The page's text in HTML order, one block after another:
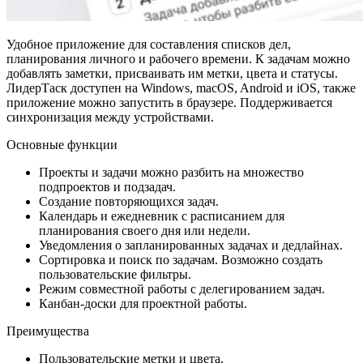
Удобное приложение для составления списков дел,
планирования личного и рабочего времени. К задачам можно
добавлять заметки, присваивать им метки, цвета и статусы.
ЛидерТаск доступен на Windows, macOS, Android и iOS, также
приложение можно запустить в браузере. Поддерживается
синхронизация между устройствами.
Основные функции
Проекты и задачи можно разбить на множество
подпроектов и подзадач.
Создание повторяющихся задач.
Календарь и ежедневник с расписанием для
планирования своего дня или недели.
Уведомления о запланированных задачах и дедлайнах.
Сортировка и поиск по задачам. Возможно создать
пользовательские фильтры.
Режим совместной работы с делегированием задач.
Канбан-доски для проектной работы.
Преимущества
Пользовательские метки и цвета.